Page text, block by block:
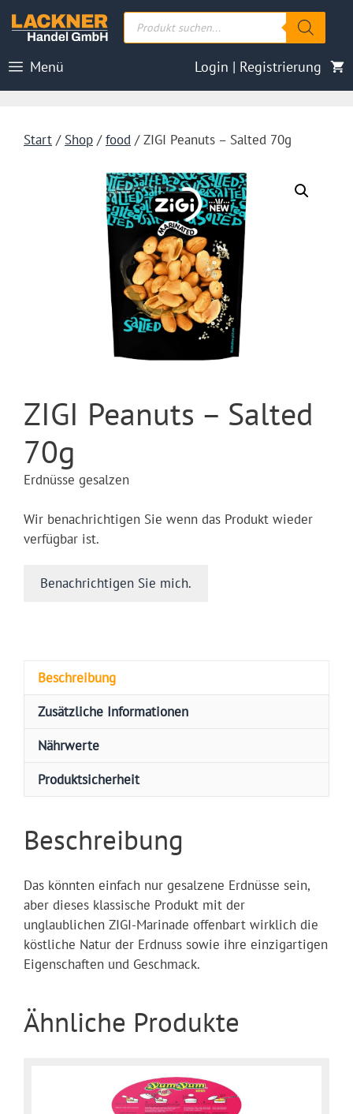
Inhalt
Products
search
Menü Login | Registrierung
Start / Shop /food / ZIGI Peanuts – Salted 70g
ZIGI Peanuts – Salted
70g
Erdnüsse gesalzen
Wir benachrichtigen Sie wenn das Produkt wieder
verfügbar ist.
Benachrichtigen Sie mich.
Beschreibung
Zusätzliche Informationen
Nährwerte
Produktsicherheit
Beschreibung
Das könnten einfach nur gesalzene Erdnüsse sein,
aber dieses klassische Produkt mit der
unglaublichen ZIGI-Marinade offenbart wirklich die
köstliche Natur der Erdnuss sowie ihre einzigartigen
Eigenschaften und Geschmack.
Ähnliche Produkte